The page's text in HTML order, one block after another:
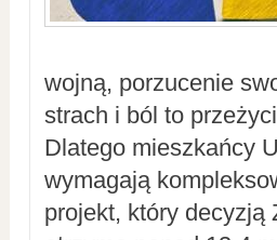
wojną, porzucenie
strach i ból to
Dlatego mieszkańcy
wymagają
projekt, który decyzją